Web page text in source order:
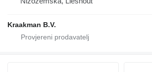
Kraakman B.V.